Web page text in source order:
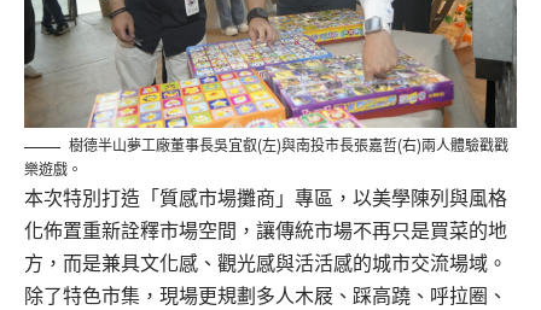
樹德半山夢工廠董事長吳宜叡(左)與南投市長張嘉哲(右)兩人體驗戳戳
樂遊戲。
本次特別打造「質感市場攤商」專區， 以美學陳列與風格
化佈置重新詮釋市場空間， 讓傳統市場不再只是買菜的地
方，而是兼具文化感、觀光感與活活感的城市交流場域。
除了特色市集， 現場更規劃多人木屐、踩高蹺、呼拉圈、